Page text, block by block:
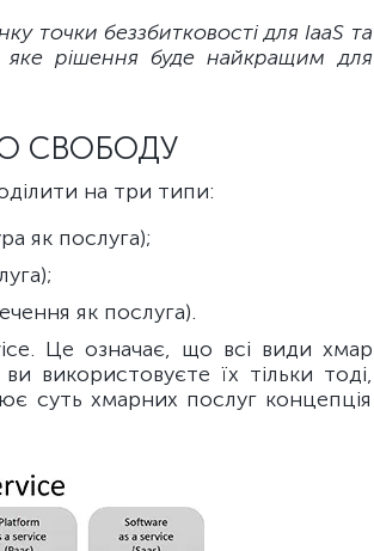
точки беззбитковості для IaaS та
рішення буде найкращим для
СВОБОДУ
на три типи:
як послуга);
як послуга).
Це означає, що всі види хмар
використовуєте їх тільки тоді,
суть хмарних послуг концепція